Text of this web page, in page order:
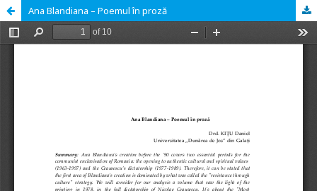
Ana Blandiana – Poemul în proză